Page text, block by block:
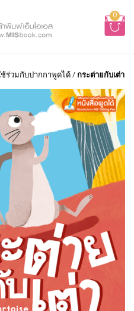
0
ร่วมกับปากกาพูดได้/กระต่ายกับเต่า